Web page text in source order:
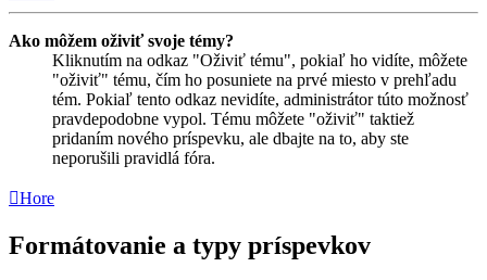
Ako môžem oživiť svoje témy?
Kliknutím na odkaz "Oživiť tému", pokiaľ ho vidíte, môžete
"oživiť" tému, čím ho posuniete na prvé miesto v prehľadu
tém. Pokiaľ tento odkaz nevidíte, administrátor túto možnosť
pravdepodobne vypol. Tému môžete "oživiť" taktiež
pridaním nového príspevku, ale dbajte na to, aby ste
neporušili pravidlá fóra.
Hore
Formátovanie a typy príspevkov